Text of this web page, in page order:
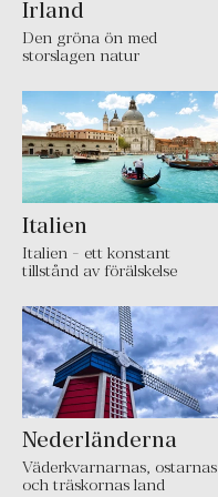
Irland
Den gröna ön med
storslagen natur
Italien
Italien - ett konstant
tillstånd av förälskelse
Nederländerna
Väderkvarnarnas, ostarnas
och träskornas land